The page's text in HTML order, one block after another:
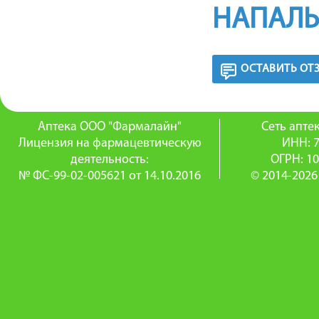
ОСТАВИТЬ
Аптека ООО "Фармалайн"
Лицензия на фармацевтическую
деятельность:
№ ФС-99-02-005621 от 14.10.2016
Сеть
ИНН:
ОГРН:
© 2014-